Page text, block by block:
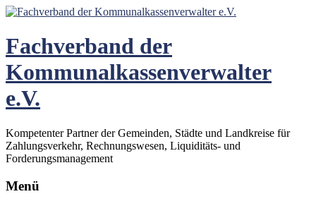
Fachverband der
Kommunalkassenverwalter
e.V.
Kompetenter Partner der Gemeinden, Städte und Landkreise für
Zahlungsverkehr, Rechnungswesen, Liquiditäts- und
Forderungsmanagement
Menü